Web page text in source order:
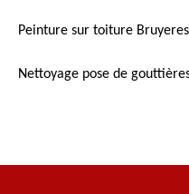
Peinture sur toiture Bruyeres
Nettoyage pose de